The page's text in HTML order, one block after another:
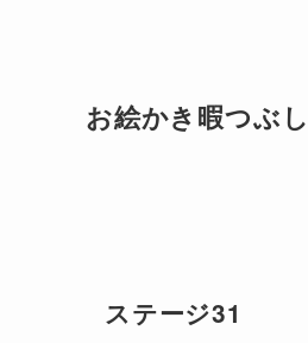
お絵かき暇つぶ
ステージ31